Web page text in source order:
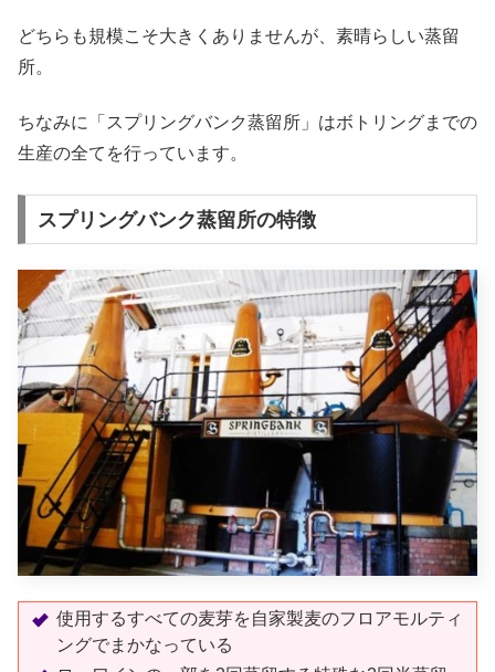
どちらも規模こそ大きくありませんが、素晴らしい蒸留
所。
ちなみに「スプリングバンク蒸留所」はボトリングまでの
生産の全てを行っています。
スプリングバンク蒸留所の特徴
使用するすべての麦芽を自家製麦のフロアモルティ
ングでまかなっている